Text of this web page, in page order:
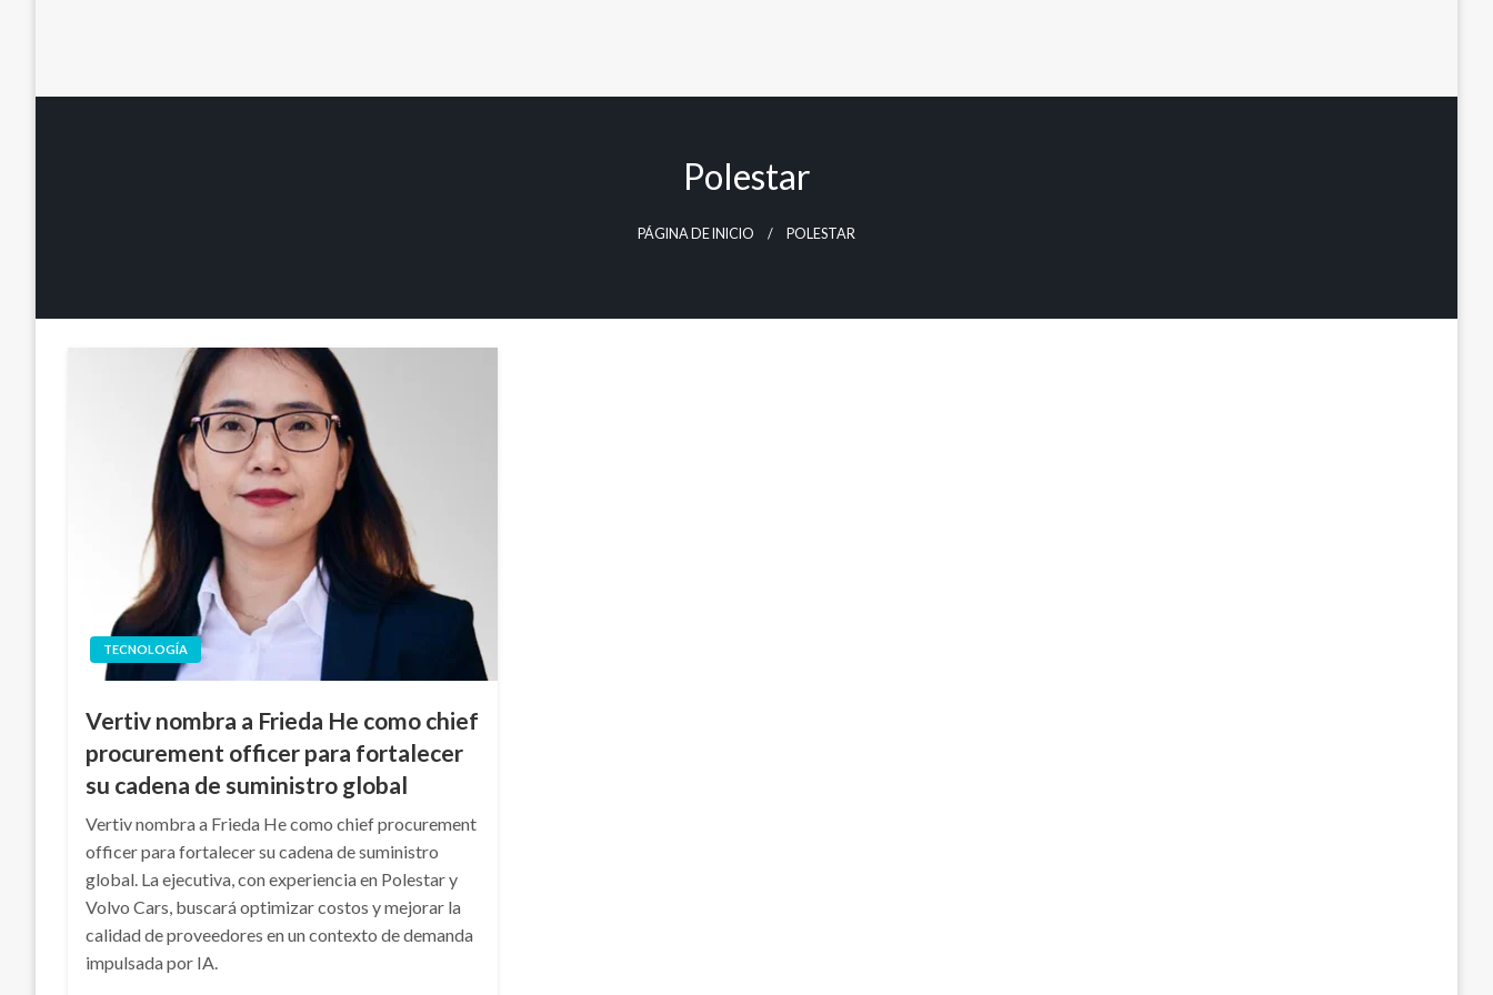
Polestar
PÁGINA DE INICIO POLESTAR
TECNOLOGÍA
Vertiv nombra a Frieda He como chief
procurement officer para fortalecer
su cadena de suministro global
Vertiv nombra a Frieda He como chief procurement
officer para fortalecer su cadena de suministro
global. La ejecutiva, con experiencia en Polestar y
Volvo Cars, buscará optimizar costos y mejorar la
calidad de proveedores en un contexto de demanda
impulsada por IA.